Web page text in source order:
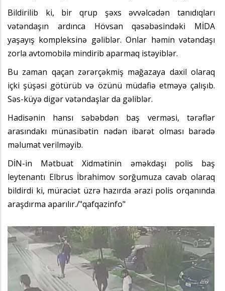
Bildirilib ki, bir qrup şəxs əvvəlcədən tanıdıqları
vətəndaşın ardınca Hövsan qəsəbəsindəki MİDA
yaşayış kompleksinə gəliblər. Onlar həmin vətəndaşı
zorla avtomobilə mindirib aparmaq istəyiblər.
Bu zaman qaçan zərərçəkmiş mağazaya daxil olaraq
içki şüşəsi götürüb və özünü müdafiə etməyə çalışıb.
Səs-küyə digər vətəndaşlar da gəliblər.
Hadisənin hansı səbəbdən baş verməsi, tərəflər
arasındakı münasibətin nədən ibarət olması barədə
məlumat verilməyib.
DİN-in Mətbuat Xidmətinin əməkdaşı polis baş
leytenantı Elbrus İbrahimov sorğumuza cavab olaraq
bildirdi ki, müraciət üzrə hazırda ərazi polis orqanında
araşdırma aparılır./"qafqazinfo"